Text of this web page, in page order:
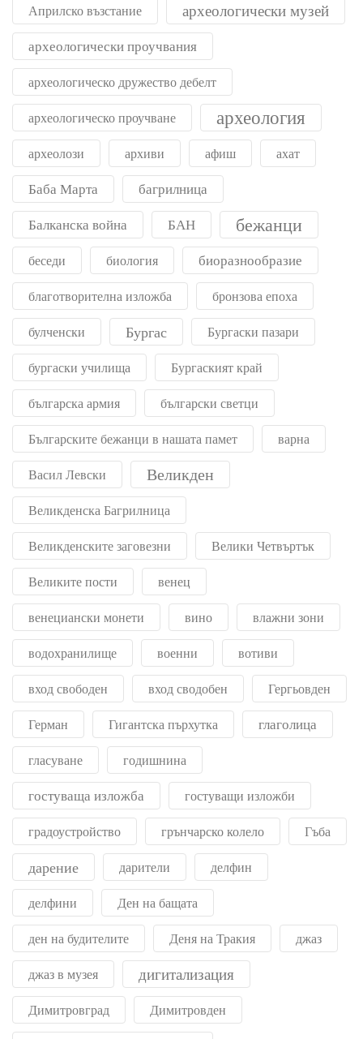
Априлско възстание археологически музей
археологически проучвания
археологическо дружество дебелт
археологическо проучване археология
археолози архиви афиш ахат
Баба Марта багрилница
Балканска война БАН бежанци
беседи биология биоразнообразие
благотворителна изложба бронзова епоха
булченски Бургас Бургаски пазари
бургаски училища Бургаският край
българска армия български светци
Българските бежанци в нашата памет варна
Васил Левски Великден
Великденска Багрилница
Великденските заговезни Велики Четвъртък
Великите пости венец
венециански монети вино влажни зони
водохранилище военни вотиви
вход свободен вход сводобен Гергьовден
Герман Гигантска пърхутка глаголица
гласуване годишнина
гостуваща изложба гостуващи изложби
градоустройство грънчарско колело Гъба
дарение дарители делфин
делфини Ден на бащата
ден на будителите Деня на Тракия джаз
джаз в музея дигитализация
Димитровград Димитровден